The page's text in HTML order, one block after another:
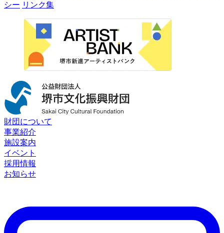
シー リンク集
財団について
事業紹介
施設案内
イベント
採用情報
お知らせ